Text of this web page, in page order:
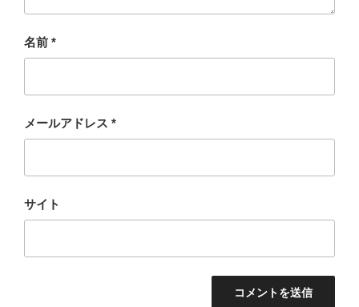
名前 *
メールアドレス *
サイト